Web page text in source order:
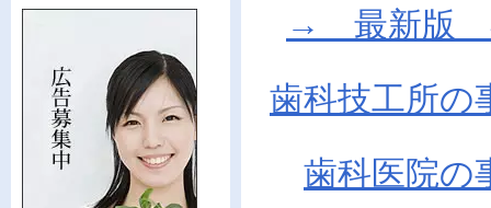
→ 最新版
歯科技工所の
歯科医院の